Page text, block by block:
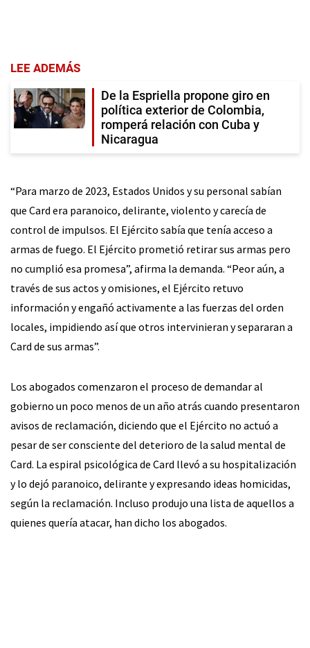
LEE ADEMÁS
De la Espriella propone giro en
política exterior de Colombia,
romperá relación con Cuba y
Nicaragua
“Para marzo de 2023, Estados Unidos y su personal sabían
que Card era paranoico, delirante, violento y carecía de
control de impulsos. El Ejército sabía que tenía acceso a
armas de fuego. El Ejército prometió retirar sus armas pero
no cumplió esa promesa”, afirma la demanda. “Peor aún, a
través de sus actos y omisiones, el Ejército retuvo
información y engañó activamente a las fuerzas del orden
locales, impidiendo así que otros intervinieran y separaran a
Card de sus armas”.
Los abogados comenzaron el proceso de demandar al
gobierno un poco menos de un año atrás cuando presentaron
avisos de reclamación, diciendo que el Ejército no actuó a
pesar de ser consciente del deterioro de la salud mental de
Card. La espiral psicológica de Card llevó a su hospitalización
y lo dejó paranoico, delirante y expresando ideas homicidas,
según la reclamación. Incluso produjo una lista de aquellos a
quienes quería atacar, han dicho los abogados.